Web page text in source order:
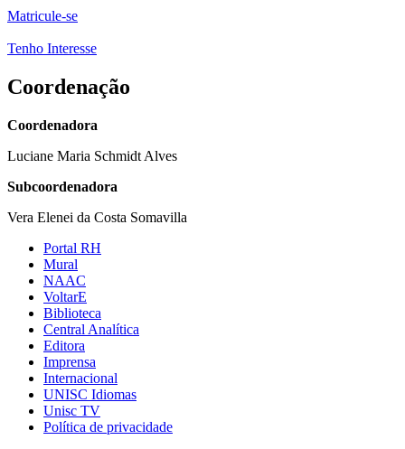
Matricule-se
Tenho Interesse
Coordenação
Coordenadora
Luciane Maria Schmidt Alves
Subcoordenadora
Vera Elenei da Costa Somavilla
Portal RH
Mural
NAAC
VoltarE
Biblioteca
Central Analítica
Editora
Imprensa
Internacional
UNISC Idiomas
Unisc TV
Política de privacidade